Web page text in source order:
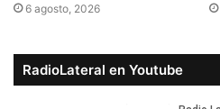
6 agosto, 2026
RadioLateral en Youtube